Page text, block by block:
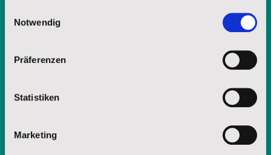
gesammelt haben.
Notwendig
Präferenzen
Statistiken
Marketing